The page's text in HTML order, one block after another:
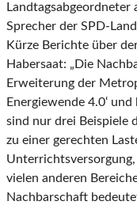
Sprecher der SPD-
Kürze Berichte über
Habersaat: „Die
Erweiterung der
Energiewende 4.0‘
sind nur drei Beispiele
zu einer gerechten
vielen anderen
Nachbarschaft